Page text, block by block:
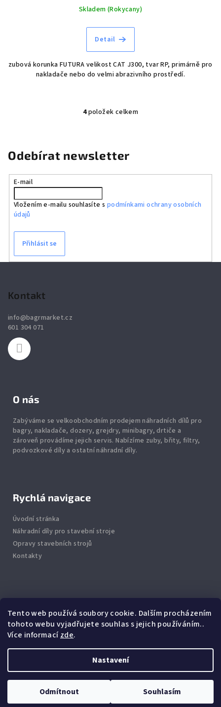
Tento web používá soubory cookie. Dalším procházením
tohoto webu vyjadřujete souhlas s jejich používáním..
Více informacízde.
Nastavení
Odmítnout Souhlasím
Skladem (Rokycany)
Detail
zubová korunka FUTURA velikost CAT J300, tvar RP, primárně pro
nakladače nebo do velmi abrazivního prostředí.
O
á
d
a
p
v
4položek celkem
Odebírat newsletter
E-mail
Vložením e-mailu souhlasíte s podmínkami ochrany osobních
údajů
Přihlásit se
Kontakt
info@bagrmarket.cz
601 304 071
O nás
Zabýváme se velkoobchodním prodejem náhradních dílů pro
bagry, nakladače, dozery, grejdry, minibagry, drtiče a
zároveň provádíme jejich servis. Nabízíme zuby,břity,filtry,
podvozkové díly a ostatní náhradní díly.
Rychlá navigace
Úvodní stránka
Náhradní díly pro stavební stroje
Opravy stavebních strojů
Kontakty
Jak nakupovat
Obchodní podmínky
Podmínky ochrany osobních údajů
BagrMarket. Všechna práva vyhrazena.
Vytvořil Shoptet